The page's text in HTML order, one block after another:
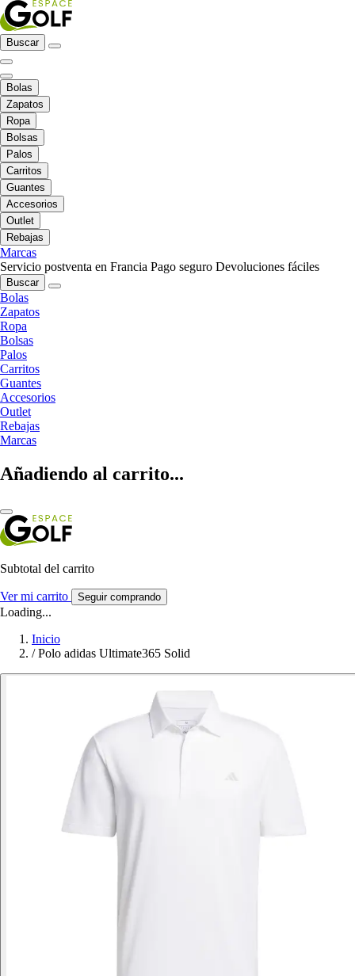
Buscar
Bolas
Zapatos
Ropa
Bolsas
Palos
Carritos
Guantes
Accesorios
Outlet
Rebajas
Marcas
Servicio postventa en Francia Pago seguro Devoluciones fáciles
Buscar
Bolas
Zapatos
Ropa
Bolsas
Palos
Carritos
Guantes
Accesorios
Outlet
Rebajas
Marcas
Añadiendo al carrito...
Subtotal del carrito
Ver mi carrito Seguir comprando
Loading...
Inicio
/ Polo adidas Ultimate365 Solid